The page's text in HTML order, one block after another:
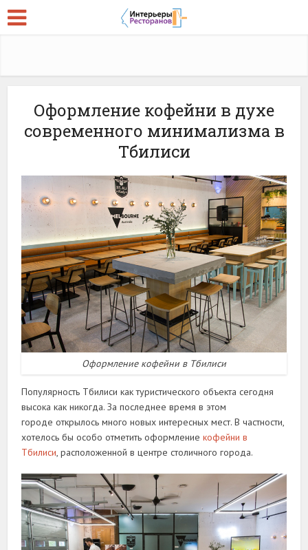
Оформление кофейни в духе
современного минимализма в
Тбилиси
Оформление кофейни в Тбилиси
Популярность Тбилиси как туристического объекта сегодня
высока как никогда. За последнее время в этом
городе открылось много новых интересных мест. В частности,
хотелось бы особо отметить оформлениекофейни в
Тбилиси, расположенной в центре столичного города.